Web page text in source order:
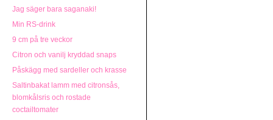
Jag säger bara saganaki!
Min RS-drink
9 cm på tre veckor
Citron och vanilj kryddad snaps
Påskägg med sardeller och krasse
Saltinbakat lamm med citronsås,
blomkålsris och rostade
coctailtomater